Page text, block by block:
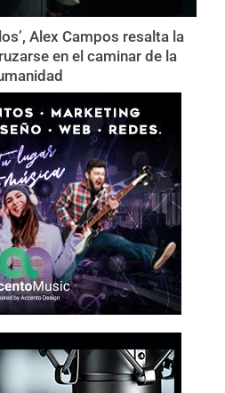
Alex Campos resalta la
en el caminar de la